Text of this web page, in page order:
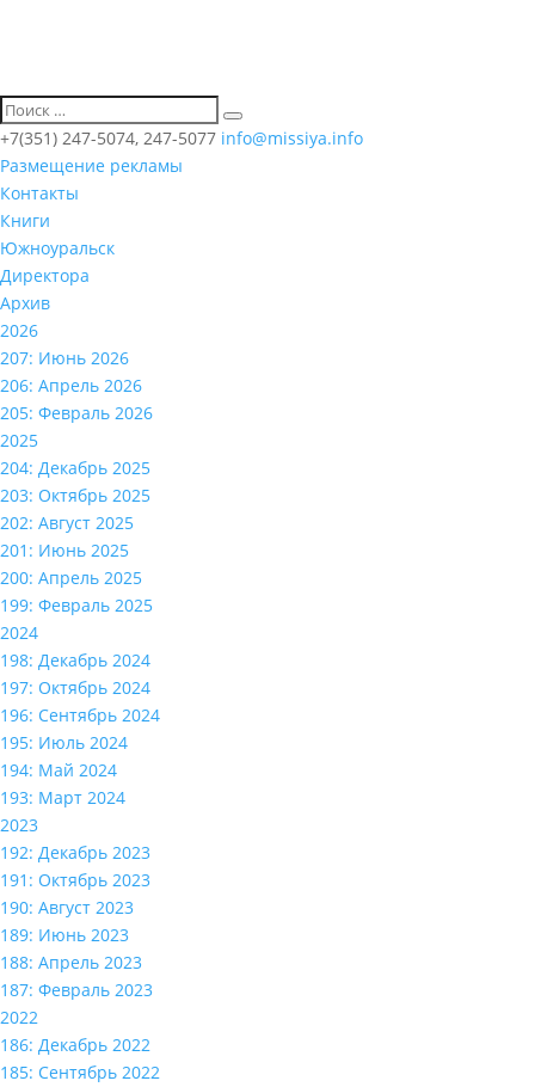
+7(351) 247-5074, 247-5077 info@missiya.info
Размещение рекламы
Контакты
Книги
Южноуральск
Директора
Архив
2026
207: Июнь 2026
206: Апрель 2026
205: Февраль 2026
2025
204: Декабрь 2025
203: Октябрь 2025
202: Август 2025
201: Июнь 2025
200: Апрель 2025
199: Февраль 2025
2024
198: Декабрь 2024
197: Октябрь 2024
196: Сентябрь 2024
195: Июль 2024
194: Май 2024
193: Март 2024
2023
192: Декабрь 2023
191: Октябрь 2023
190: Август 2023
189: Июнь 2023
188: Апрель 2023
187: Февраль 2023
2022
186: Декабрь 2022
185: Сентябрь 2022